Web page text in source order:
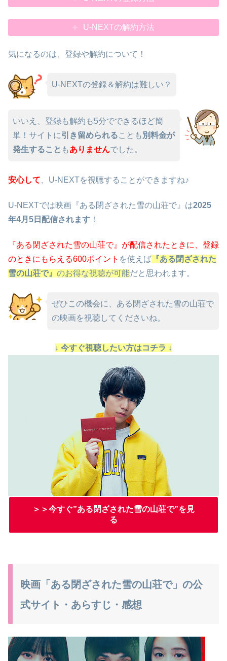
U-NEXTの解約方法
気になるのは、登録や解約について！
U-NEXTの登録＆解約は難しい？
いいえ、登録も解約も5分でできるほど簡
単！サイトに引き留められることも 別料金が
発生すること もありませんでした。
安心して 、U-NEXTを視聴することができますね♪
U-NEXTでは映画『ある閉ざされた雪の山荘で』は2025
年4月5日配信されます ！
『ある閉ざされた雪の山荘で』が配信されたときに、 登録
のときにもらえる600ポイント を使えば 『ある閉ざされた
雪の山荘で』 のお得な視聴が可能だと思われます。
ぜひこの機会に、ある閉ざされた雪の山荘で
の映画を視聴してくださいね。
↓ 今すぐ視聴したい方はコチラ ↓
＞＞今すぐ”ある閉ざされた雪の山荘で”を見
る
映画「ある閉ざされた雪の山荘で」の公
式サイト・あらすじ・感想